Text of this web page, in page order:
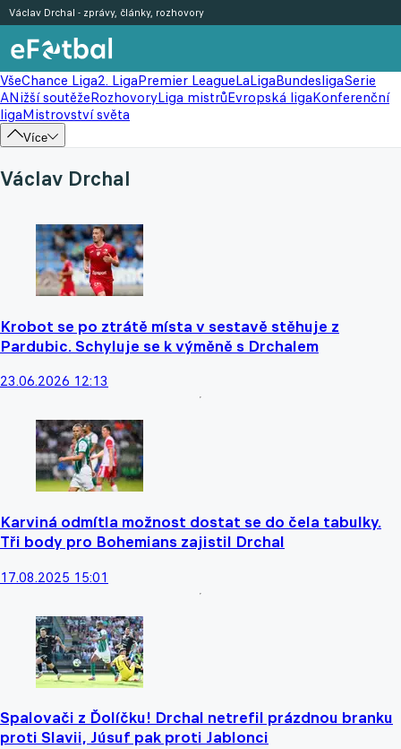
VšeChance Liga2. LigaPremier LeagueLaLigaBundesligaSerie
ANižší soutěžeRozhovoryLiga mistrůEvropská ligaKonferenční
ligaMistrovství světa
Více
Václav Drchal - zprávy, články, rozhovory
Václav Drchal
Krobot se po ztrátě místa v sestavě stěhuje z
Pardubic. Schyluje se k výměně s Drchalem
23.06.2026 12:13
Karviná odmítla možnost dostat se do čela tabulky.
Tři body pro Bohemians zajistil Drchal
17.08.2025 15:01
Spalovači z Ďolíčku! Drchal netrefil prázdnou branku
proti Slavii, Júsuf pak proti Jablonci